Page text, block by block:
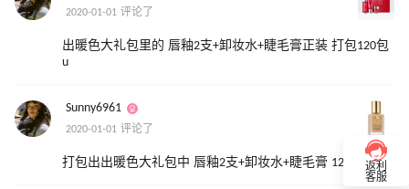
2020-01-01 评论了
出暖色大礼包里的 唇釉2支+卸妆水+睫毛膏正装 打包120包
u
Sunny6961
2020-01-01 评论了
打包出出暖色大礼包中 唇釉2支+卸妆水+睫毛膏 120包
返利
客服